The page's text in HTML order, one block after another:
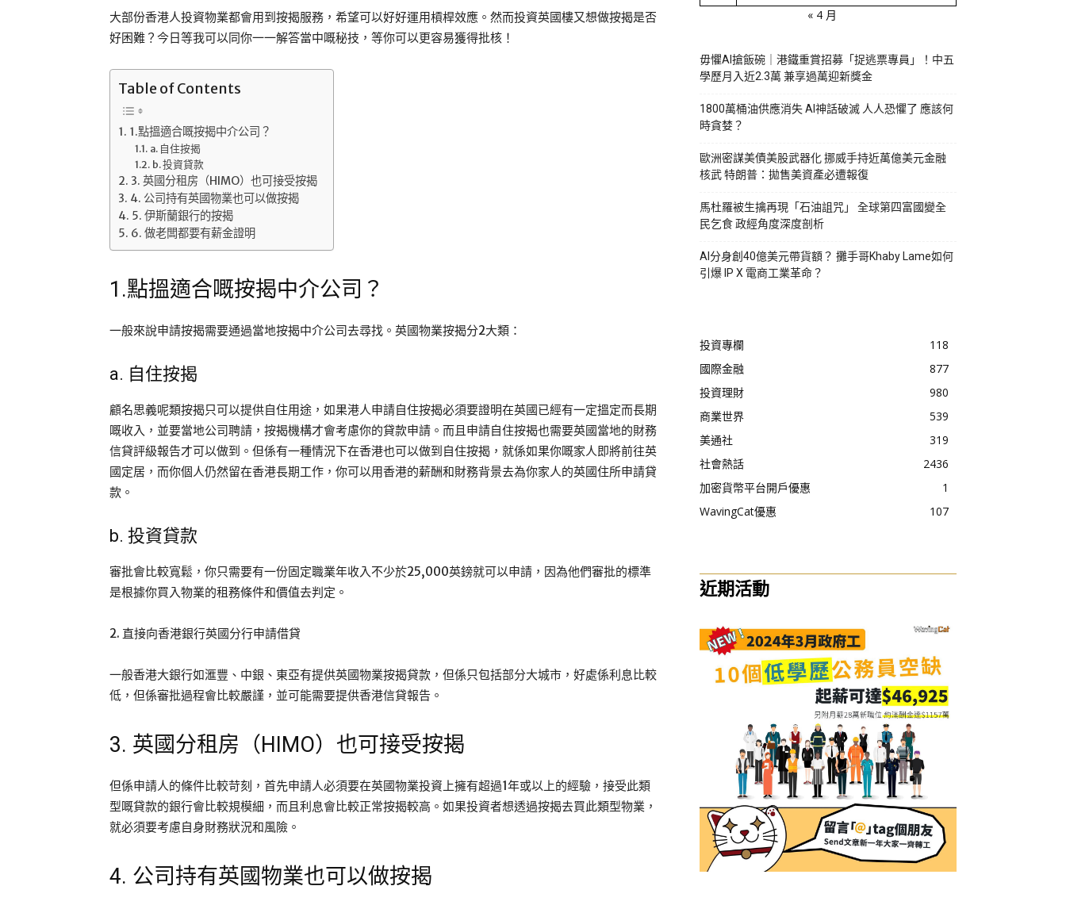
大部份香港人投資物業都會用到按揭服務，希望可以好好運用槓桿效應。然而投資英國樓又想做按揭是否
好困難？今日等我可以同你一一解答當中嘅秘技，等你可以更容易獲得批核！
Table of Contents
1.點搵適合嘅按揭中介公司？
a. 自住按揭
b. 投資貸款
3. 英國分租房（HIMO）也可接受按揭
4. 公司持有英國物業也可以做按揭
5. 伊斯蘭銀行的按揭
6. 做老闆都要有薪金證明
1.點搵適合嘅按揭中介公司？
一般來說申請按揭需要通過當地按揭中介公司去尋找。英國物業按揭分2大類：
a. 自住按揭
顧名思義呢類按揭只可以提供自住用途，如果港人申請自住按揭必須要證明在英國已經有一定搵定而長期
嘅收入，並要當地公司聘請，按揭機構才會考慮你的貸款申請。而且申請自住按揭也需要英國當地的財務
信貸評級報告才可以做到。但係有一種情況下在香港也可以做到自住按揭，就係如果你嘅家人即將前往英
國定居，而你個人仍然留在香港長期工作，你可以用香港的薪酬和財務背景去為你家人的英國住所申請貸
款。
b. 投資貸款
審批會比較寬鬆，你只需要有一份固定職業年收入不少於25,000英鎊就可以申請，因為他們審批的標準
是根據你買入物業的租務條件和價值去判定。
2. 直接向香港銀行英國分行申請借貸
一般香港大銀行如滙豐、中銀、東亞有提供英國物業按揭貸款，但係只包括部分大城市，好處係利息比較
低，但係審批過程會比較嚴謹，並可能需要提供香港信貸報告。
3. 英國分租房（HIMO）也可接受按揭
但係申請人的條件比較苛刻，首先申請人必須要在英國物業投資上擁有超過1年或以上的經驗，接受此類
型嘅貸款的銀行會比較規模細，而且利息會比較正常按揭較高。如果投資者想透過按揭去買此類型物業，
就必須要考慮自身財務狀況和風險。
4. 公司持有英國物業也可以做按揭
« 4 月
毋懼AI搶飯碗｜港鐵重賞招募「捉逃票專員」！中五
學歷月入近2.3萬 兼享過萬迎新獎金
1800萬桶油供應消失 AI神話破滅 人人恐懼了 應該何
時貪婪？
歐洲密謀美債美股武器化 挪威手持近萬億美元金融
核武 特朗普：拋售美資產必遭報復
馬杜羅被生擒再現「石油詛咒」 全球第四富國變全
民乞食 政經角度深度剖析
AI分身創40億美元帶貨額？ 攤手哥Khaby Lame如何
引爆 IP X 電商工業革命？
投資專欄
118
國際金融
877
投資理財
980
商業世界
539
美通社
319
社會熱話
2436
加密貨幣平台開戶優惠
1
WavingCat優惠
107
近期活動